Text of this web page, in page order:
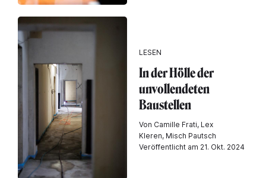
LESEN
In der Hölle der
unvollendeten
Baustellen
Von Camille Frati, Lex
Kleren, Misch Pautsch
Veröffentlicht am 21. Okt. 2024